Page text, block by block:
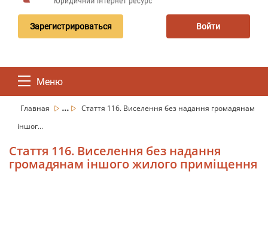
Зарегистрироваться Войти
Меню
Главная ...
Стаття 116. Виселення без надання громадянам
іншог...
Стаття 116. Виселення без надання
громадянам іншого жилого приміщення